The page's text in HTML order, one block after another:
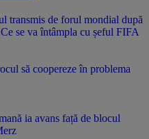
transmis de forul mondial după
se va întâmpla cu șeful FIFA
să coopereze în problema
ia avans față de blocul